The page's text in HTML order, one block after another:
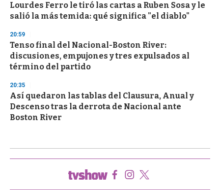
Lourdes Ferro le tiró las cartas a Ruben Sosa y le
salió la más temida: qué significa "el diablo"
20:59
Tenso final del Nacional-Boston River:
discusiones, empujones y tres expulsados al
término del partido
20:35
Así quedaron las tablas del Clausura, Anual y
Descenso tras la derrota de Nacional ante
Boston River